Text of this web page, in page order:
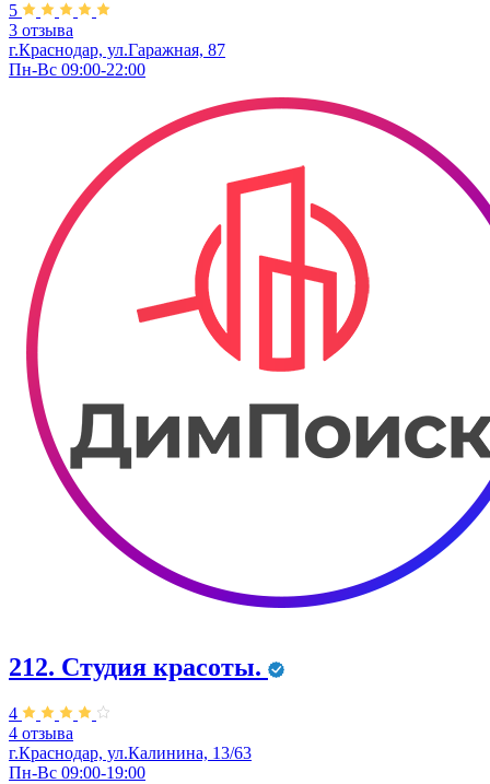
5
3 отзыва
г.Краснодар, ул.Гаражная, 87
Пн-Вс 09:00-22:00
212. Студия красоты.
4
4 отзыва
г.Краснодар, ул.Калинина, 13/63
Пн-Вс 09:00-19:00